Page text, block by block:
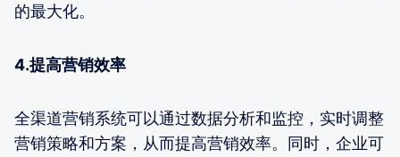
的最大化。
4.提高营销效率
全渠道营销系统可以通过数据分析和监控，实时调整
营销策略和方案，从而提高营销效率。同时，企业可